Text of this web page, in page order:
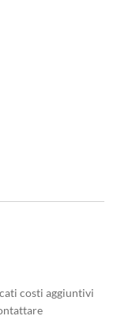
costi aggiuntivi